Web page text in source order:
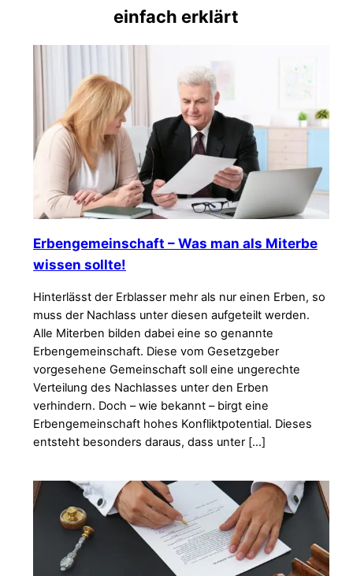
einfach erklärt
Erbengemeinschaft – Was man als Miterbe
wissen sollte!
Hinterlässt der Erblasser mehr als nur einen Erben, so
muss der Nachlass unter diesen aufgeteilt werden.
Alle Miterben bilden dabei eine so genannte
Erbengemeinschaft. Diese vom Gesetzgeber
vorgesehene Gemeinschaft soll eine ungerechte
Verteilung des Nachlasses unter den Erben
verhindern. Doch – wie bekannt – birgt eine
Erbengemeinschaft hohes Konfliktpotential. Dieses
entsteht besonders daraus, dass unter […]